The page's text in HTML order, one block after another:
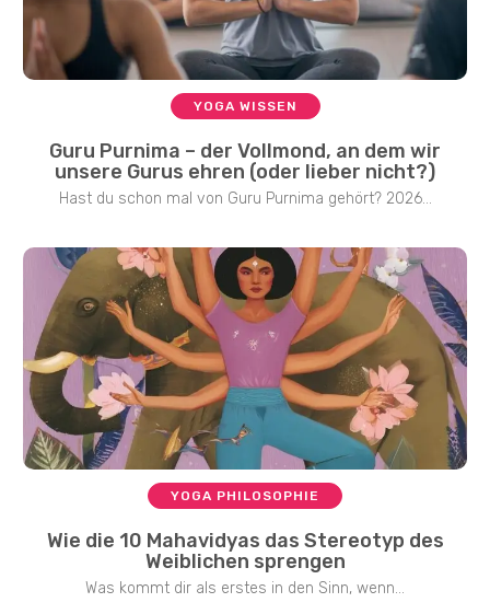
YOGA WISSEN
Guru Purnima – der Vollmond, an dem wir
unsere Gurus ehren (oder lieber nicht?)
Hast du schon mal von Guru Purnima gehört? 2026...
YOGA PHILOSOPHIE
Wie die 10 Mahavidyas das Stereotyp des
Weiblichen sprengen
Was kommt dir als erstes in den Sinn, wenn...